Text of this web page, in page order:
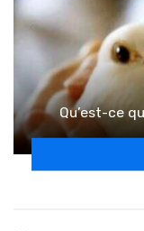
Qu’est-ce